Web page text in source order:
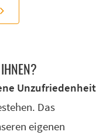
Unzufriedenheit
Das
eigenen